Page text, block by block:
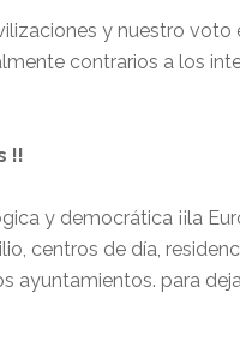
y nuestro voto
contrarios a los
!!
y democrática ¡¡la
centros de día,
para